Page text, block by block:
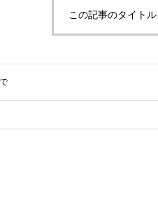
この記事のタイト